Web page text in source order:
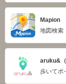
Mapion
地図検索
aruku&（
歩いてポ